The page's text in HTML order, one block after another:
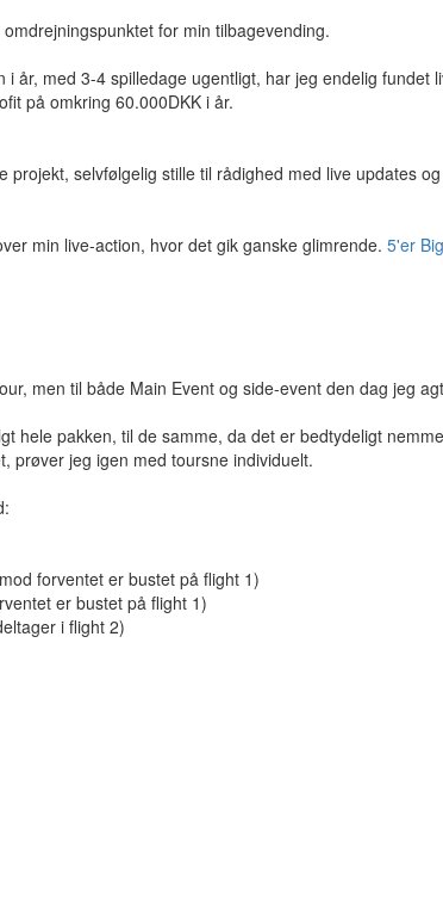
for min tilbagevending.
i år, med 3-4 spilledage ugentligt, har jeg endelig fundet
på omkring 60.000DKK i år.
projekt, selvfølgelig stille til rådighed med live updates
min live-action, hvor det gik ganske glimrende. 5'er
men til både Main Event og side-event den dag jeg
hele pakken, til de samme, da det er bedtydeligt
prøver jeg igen med toursne individuelt.
forventet er bustet på flight 1)
er bustet på flight 1)
i flight 2)